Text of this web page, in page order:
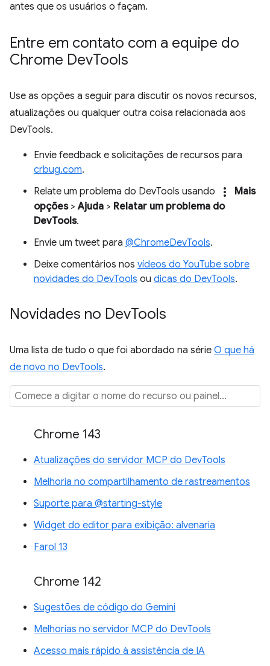
antes que os usuários o façam.
Entre em contato com a equipe do
Chrome DevTools
Use as opções a seguir para discutir os novos recursos,
atualizações ou qualquer outra coisa relacionada aos
DevTools.
Envie feedback e solicitações de recursos para
crbug.com.
Relate um problema do DevTools usando
more_vert
Mais
opções>Ajuda > Relatar um problema do
DevTools.
Envie um tweet para @ChromeDevTools.
Deixe comentários nos vídeos do YouTube sobre
novidades do DevTools ou dicas do DevTools.
Novidades no DevTools
Uma lista de tudo o que foi abordado na série O que há
de novo no DevTools.
Chrome 143
Atualizações do servidor MCP do DevTools
Melhoria no compartilhamento de rastreamentos
Suporte para @starting-style
Widget do editor para exibição: alvenaria
Farol 13
Chrome 142
Sugestões de código do Gemini
Melhorias no servidor MCP do DevTools
Acesso mais rápido à assistência de IA